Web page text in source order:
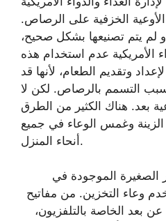
الخزفية على الرصاص.
لم يتم تصنيعها بشكل صحيح،
الأمريكية عدم استخدام هذه
وتقديم الطعام، لأنها قد
التسمم بالرصاص. لكن لا
بعد. هناك الكثير من الطرق
الزينة وغمس الوعاء في جميع
أنحاء المنزل.
الصغيرة الموجودة في
وعاء التخزين. من مفاتيح
بعد الخاصة بالتلفزيون،